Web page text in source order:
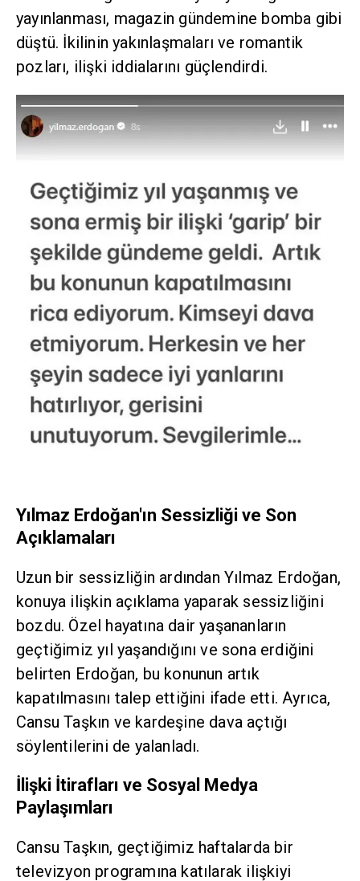
yayınlanması, magazin gündemine bomba gibi
düştü. İkilinin yakınlaşmaları ve romantik
pozları, ilişki iddialarını güçlendirdi.
Yılmaz Erdoğan'ın Sessizliği ve Son
Açıklamaları
Uzun bir sessizliğin ardından Yılmaz Erdoğan,
konuya ilişkin açıklama yaparak sessizliğini
bozdu. Özel hayatına dair yaşananların
geçtiğimiz yıl yaşandığını ve sona erdiğini
belirten Erdoğan, bu konunun artık
kapatılmasını talep ettiğini ifade etti. Ayrıca,
Cansu Taşkın ve kardeşine dava açtığı
söylentilerini de yalanladı.
İlişki İtirafları ve Sosyal Medya
Paylaşımları
Cansu Taşkın, geçtiğimiz haftalarda bir
televizyon programına katılarak ilişkiyi